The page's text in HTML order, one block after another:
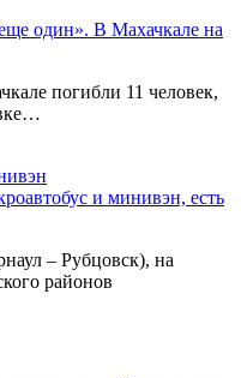
один». В Махачкале на
погибли 11 человек,
и минивэн, есть
– Рубцовск), на
районов